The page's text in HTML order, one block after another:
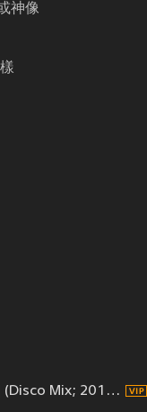
神像
Don Juan (Disco Mix) [2018 Remaster] (Disco Mix; 2018 Remaster)